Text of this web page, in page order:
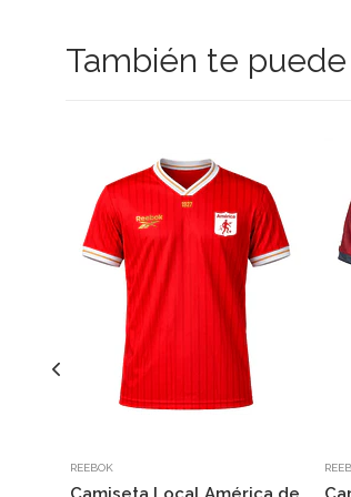
También te
REEBOK